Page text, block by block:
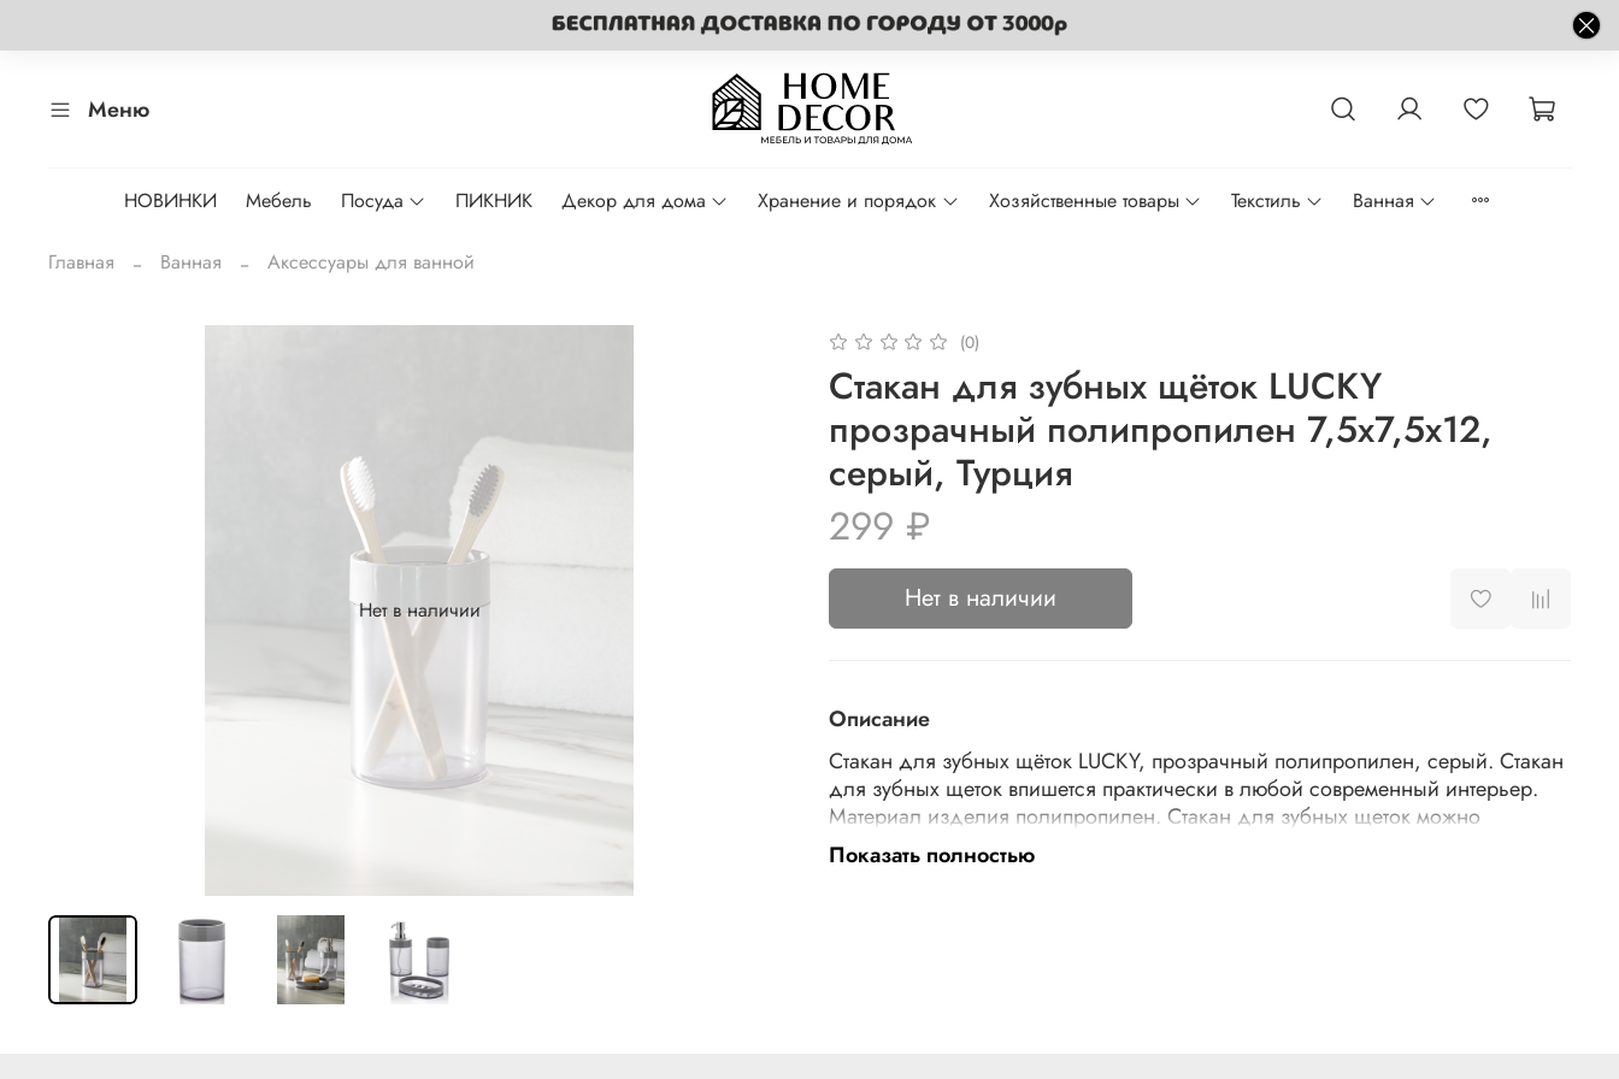
Меню
НОВИНКИ Мебель Посуда ПИКНИК Декор для дома Хранение и порядок Хозяйственные товары Текстиль Ванная
Главная Ванная Аксессуары для ванной
Нет в наличии
(0)
Стакан для зубных щёток LUCKY
прозрачный полипропилен 7,5x7,5x12,
серый, Турция
299 ₽
Нет в наличии
Описание
Стакан для зубных щёток LUCKY, прозрачный полипропилен, серый. Стакан
для зубных щеток впишется практически в любой современный интерьер.
Материал изделия полипропилен. Стакан для зубных щеток можно
приобрести вместе с другими аксессуарами для ванной комнаты, собрав
единый по цвету и стилю комплект (диспенсер для жидкого мыла и
Показать полностью